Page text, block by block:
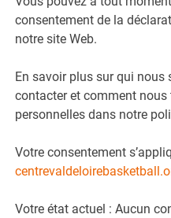
consentement de la
notre site Web.
En savoir plus sur qui
contacter et comment
personnelles dans notre
Votre consentement
Votre état actuel : Aucun